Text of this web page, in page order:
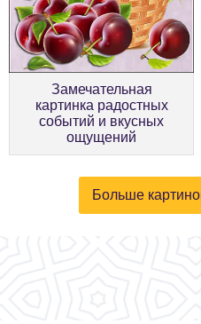
Замечательная
картинка радостных
событий и вкусных
ощущений
Больше